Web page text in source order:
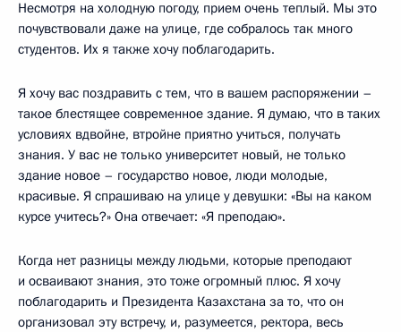
Несмотря на холодную погоду, прием очень теплый. Мы это
почувствовали даже на улице, где собралось так много
студентов. Их я также хочу поблагодарить.
Я хочу вас поздравить с тем, что в вашем распоряжении –
такое блестящее современное здание. Я думаю, что в таких
условиях вдвойне, втройне приятно учиться, получать
знания. У вас не только университет новый, не только
здание новое – государство новое, люди молодые,
красивые. Я спрашиваю на улице у девушки: «Вы на каком
курсе учитесь?» Она отвечает: «Я преподаю».
Когда нет разницы между людьми, которые преподают
и осваивают знания, это тоже огромный плюс. Я хочу
поблагодарить и Президента Казахстана за то, что он
организовал эту встречу, и, разумеется, ректора, весь